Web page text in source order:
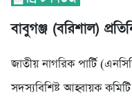
বাবুগঞ্জ (বরিশাল)
জাতীয় নাগরিক পার্টি
সদস্যবিশিষ্ট আহ্বায়ক